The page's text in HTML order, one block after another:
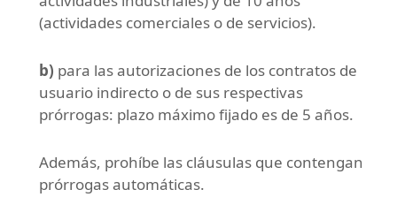
(actividades comerciales o de servicios).
b) para las autorizaciones de los contratos de
usuario indirecto o de sus respectivas
prórrogas: plazo máximo fijado es de 5 años.
Además, prohíbe las cláusulas que contengan
prórrogas automáticas.